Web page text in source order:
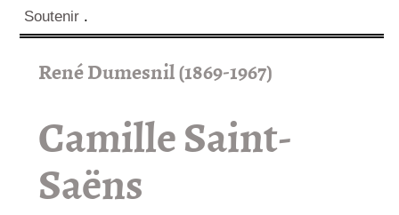
Soutenir .
René Dumesnil (1869-1967)
Camille Saint-
Saëns